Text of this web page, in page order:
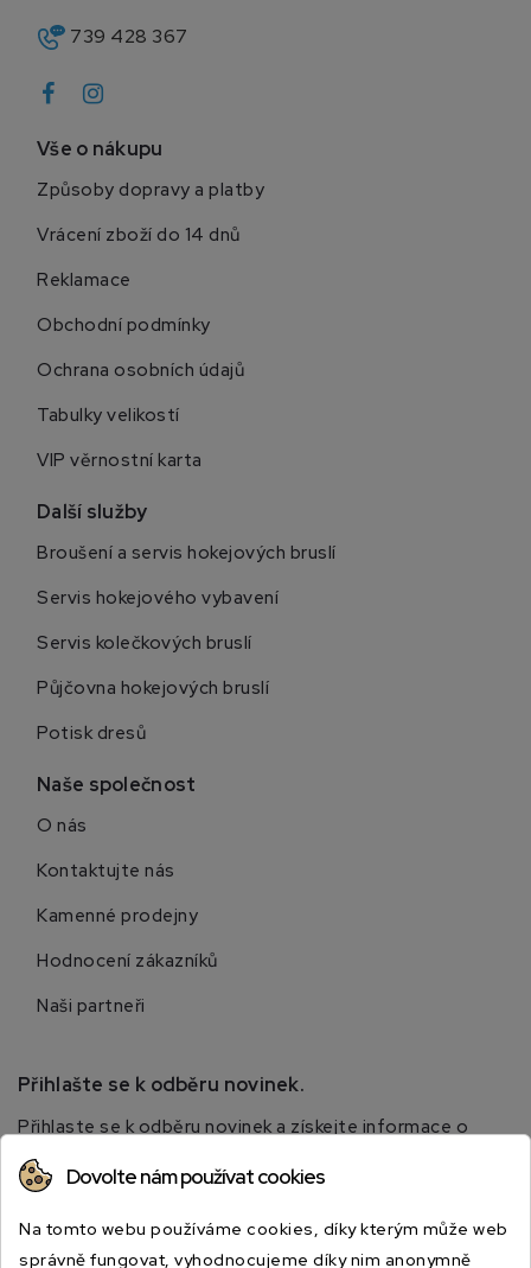
739 428 367
Vše o nákupu
Způsoby dopravy a platby
Vrácení zboží do 14 dnů
Reklamace
Obchodní podmínky
Ochrana osobních údajů
Tabulky velikostí
VIP věrnostní karta
Další služby
Broušení a servis hokejových bruslí
Servis hokejového vybavení
Servis kolečkových bruslí
Půjčovna hokejových bruslí
Potisk dresů
Naše společnost
O nás
Kontaktujte nás
Kamenné prodejny
Hodnocení zákazníků
Naši partneři
Přihlašte se k odběru novinek.
Přihlaste se k odběru novinek a získejte informace o
speciálních slevách.
Dovolte nám používat cookies
Na tomto webu používáme cookies, díky kterým může web
správně fungovat, vyhodnocujeme díky nim anonymně